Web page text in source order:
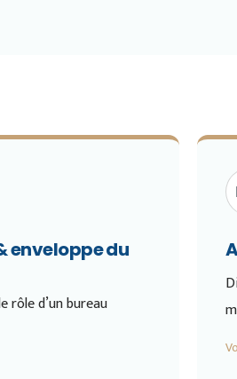
enveloppe du
rôle d’un bureau